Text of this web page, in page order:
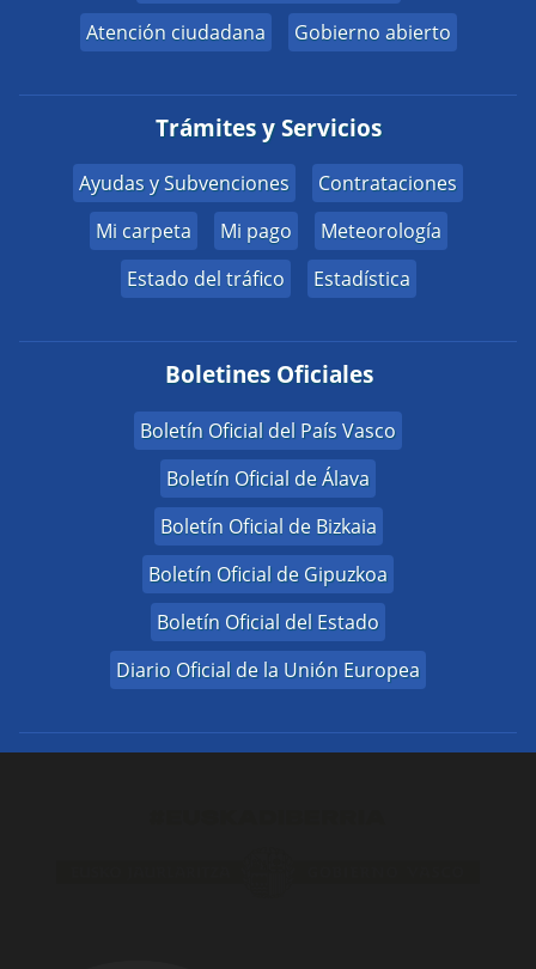
Atención ciudadana
Gobierno abierto
Trámites y Servicios
Ayudas y Subvenciones
Contrataciones
Mi carpeta
Mi pago
Meteorología
Estado del tráfico
Estadística
Boletines Oficiales
Boletín Oficial del País Vasco
Boletín Oficial de Álava
Boletín Oficial de Bizkaia
Boletín Oficial de Gipuzkoa
Boletín Oficial del Estado
Diario Oficial de la Unión Europea